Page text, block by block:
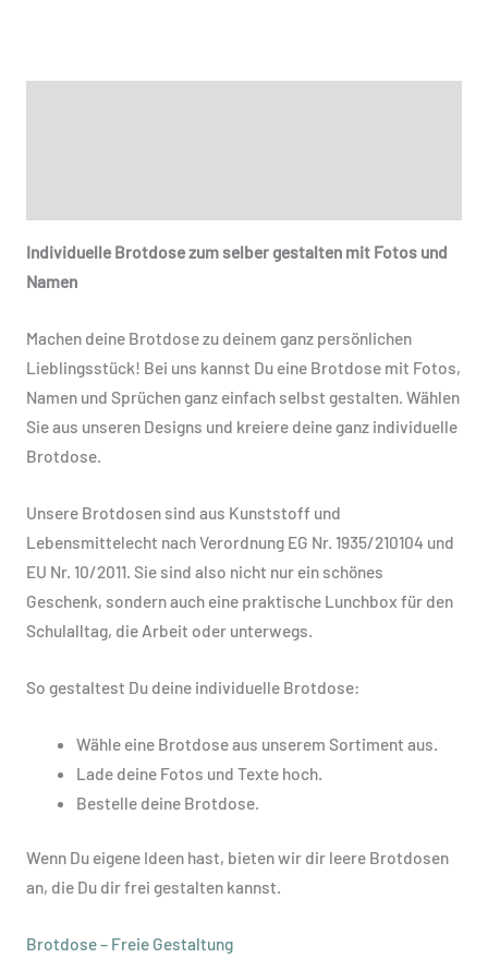
Individuelle Brotdose zum selber gestalten mit Fotos und
Namen
Machen deine Brotdose zu deinem ganz persönlichen
Lieblingsstück! Bei uns kannst Du eine Brotdose mit Fotos,
Namen und Sprüchen ganz einfach selbst gestalten. Wählen
Sie aus unseren Designs und kreiere deine ganz individuelle
Brotdose.
Unsere Brotdosen sind aus Kunststoff und
Lebensmittelecht nach Verordnung EG Nr. 1935/210104 und
EU Nr. 10/2011. Sie sind also nicht nur ein schönes
Geschenk, sondern auch eine praktische Lunchbox für den
Schulalltag, die Arbeit oder unterwegs.
So gestaltest Du deine individuelle Brotdose:
Wähle eine Brotdose aus unserem Sortiment aus.
Lade deine Fotos und Texte hoch.
Bestelle deine Brotdose.
Wenn Du eigene Ideen hast, bieten wir dir leere Brotdosen
an, die Du dir frei gestalten kannst.
Brotdose – Freie Gestaltung